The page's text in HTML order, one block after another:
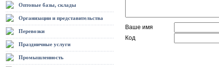
Оптовые базы, склады
Организации и представительства
Перевозки
Праздничные услуги
Промышленность
Ваше имя
Код